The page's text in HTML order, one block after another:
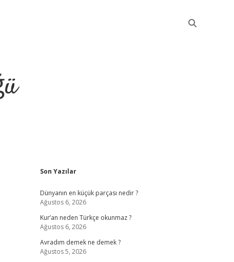
Sidebar
Son Yazılar
Dünyanın en küçük parçası nedir ?
Ağustos 6, 2026
Kur’an neden Türkçe okunmaz ?
Ağustos 6, 2026
Avradım demek ne demek ?
Ağustos 5, 2026